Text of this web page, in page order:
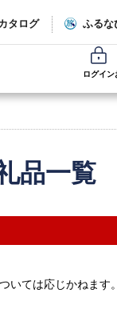
タログ ふるな
ログイン
品一覧
いては応じかねます。